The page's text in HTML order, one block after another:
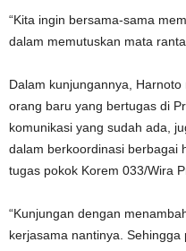
“Kita ingin bersama-sama
dalam memutuskan mata
Dalam kunjungannya,
orang baru yang bertugas di
komunikasi yang sudah ada,
dalam berkoordinasi berbagai
tugas pokok Korem 033/Wira
“Kunjungan dengan
kerjasama nantinya.